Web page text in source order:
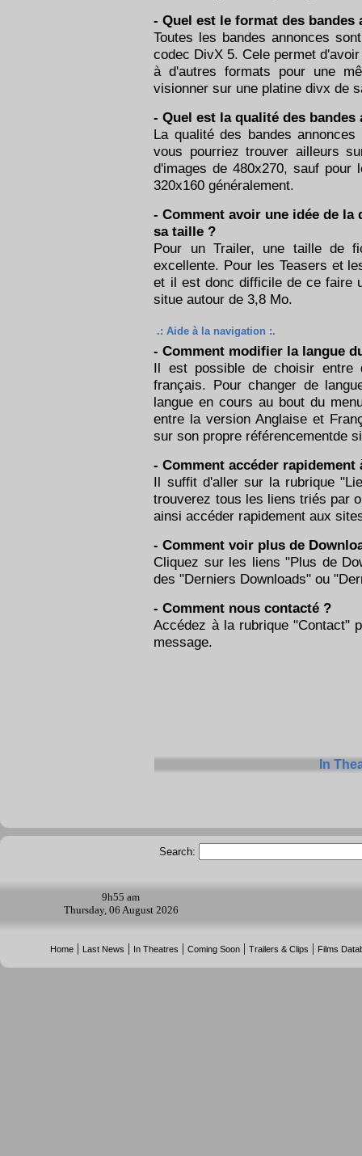
- Quel est le format des bandes
Toutes les bandes annonces
codec DivX 5. Cele permet
à d'autres formats pour une
visionner sur une platine divx de
- Quel est la qualité des bandes
La qualité des bandes
vous pourriez trouver ailleurs
d'images de 480x270, sauf
320x160 généralement.
- Comment avoir une idée de
sa taille ?
Pour un Trailer, une taille de
excellente. Pour les Teasers et
et il est donc difficile de ce faire
situe autour de 3,8 Mo.
.: Aide à la navigation :.
- Comment modifier la langue
Il est possible de choisir
français. Pour changer de
langue en cours au bout du
entre la version Anglaise et
sur son propre référencementde
- Comment accéder
Il suffit d'aller sur la rubrique
trouverez tous les liens triés par
ainsi accéder rapidement aux
- Comment voir plus de
Cliquez sur les liens "Plus de
des "Derniers Downloads" ou
- Comment nous contacté ?
Accédez à la rubrique "Contact"
message.
In
Search:
9h55 am
Thursday, 06 August 2026
Home | Last News | In Theatres |Coming Soon |Trailers & Clips | Films